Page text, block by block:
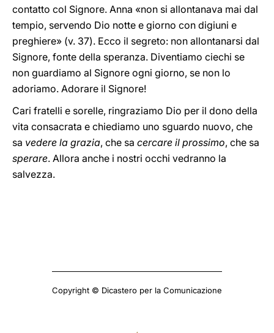
contatto col Signore. Anna «non si allontanava mai dal
tempio, servendo Dio notte e giorno con digiuni e
preghiere» (v. 37). Ecco il segreto: non allontanarsi dal
Signore, fonte della speranza. Diventiamo ciechi se
non guardiamo al Signore ogni giorno, se non lo
adoriamo. Adorare il Signore!
Cari fratelli e sorelle, ringraziamo Dio per il dono della
vita consacrata e chiediamo uno sguardo nuovo, che
sa vedere la grazia, che sa cercare il prossimo, che sa
sperare. Allora anche i nostri occhi vedranno la
salvezza.
Copyright © Dicastero per la Comunicazione